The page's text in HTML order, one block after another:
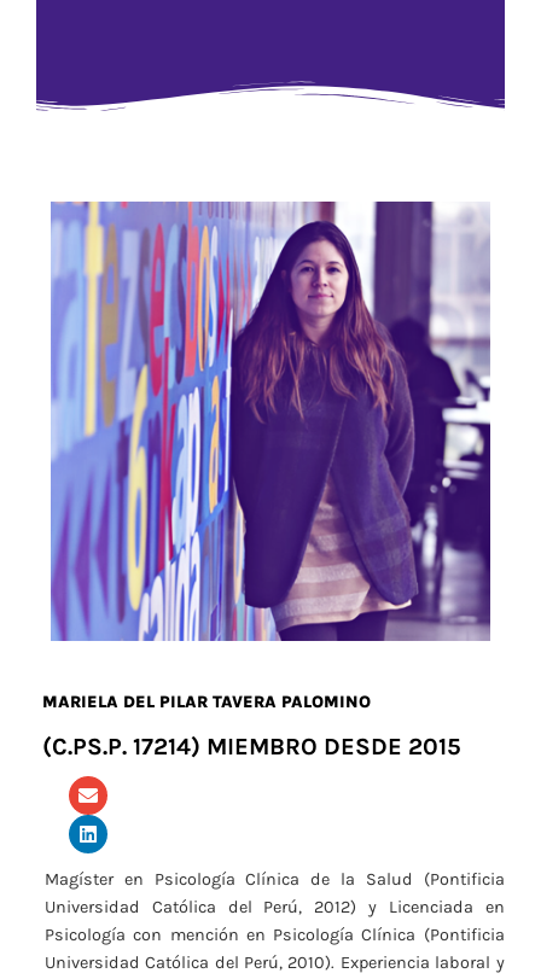
MARIELA DEL PILAR TAVERA PALOMINO
(C.PS.P. 17214) MIEMBRO DESDE 2015
Magíster en Psicología Clínica de la Salud (Pontificia
Universidad Católica del Perú, 2012) y Licenciada en
Psicología con mención en Psicología Clínica (Pontificia
Universidad Católica del Perú, 2010). Experiencia laboral y